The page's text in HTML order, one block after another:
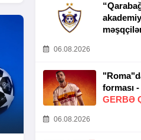
06.08.2026
forması -
GERBƏ
06.08.2026